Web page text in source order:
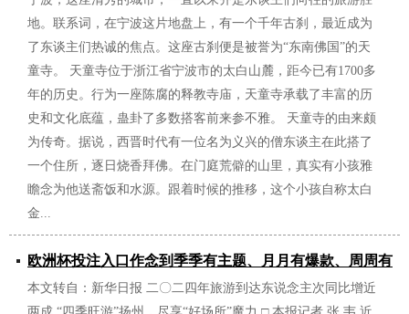
猜)股份有限公司
地。联系词，在宁波这片地盘上，有一个千年古刹，最近成为
了东谈主们热诚的焦点。这座古刹便是被誉为“东南佛国”的天
童寺。 天童寺位于浙江省宁波市的太白山麓，距今已有1700多
年的历史。行为一座陈腐的释教寺庙，天童寺承载了丰富的历
史和文化底蕴，蛊卦了多数搭客前来参不雅。 天童寺的由来颇
为传奇。据说，西晋时代有一位名为义兴的僧东谈主在此搭了
一个住所，逐日烧香拜佛。在门庭荒僻的山里，真实有小孩雅
瞻念为他送斋饭和水源。跟着时候的推移，这个小孩自称太白
金...
欧洲杯投注入口作念到季季有主题、月月有爆款、周周有
活动-欧洲杯下单平台(竞猜)股份有限公司
本文转自：新华日报 二〇二四年旅游到达东说念主次同比增近